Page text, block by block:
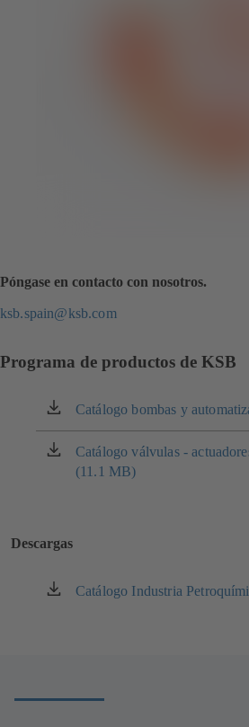
Póngase en contacto con nosotros.
ksb.spain@ksb.com
Programa de productos de KSB
Catálogo bombas y
(se
abre
en
una
Catálogo válvulas -
(11.1 MB)
(se
abre
Descargas
Catálogo Industria
(se